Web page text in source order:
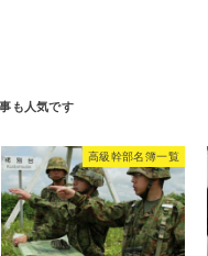
高級幹部名簿一覧